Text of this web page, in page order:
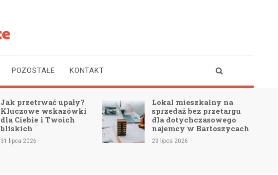
POZOSTAŁE KONTAKT
Jak przetrwać upały?
Kluczowe wskazówki
dla Ciebie i Twoich
bliskich
31 lipca 2026
Lokal mieszkalny na
sprzedaż bez przetargu
dla dotychczasowego
najemcy w Bartoszycach
29 lipca 2026